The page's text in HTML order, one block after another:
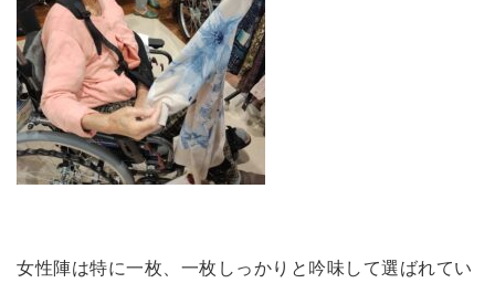
女性陣は特に一枚、一枚しっかりと吟味して選ばれてい